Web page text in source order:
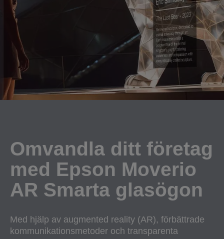
Omvandla ditt företag
med Epson Moverio
AR Smarta glasögon
Med hjälp av augmented reality (AR), förbättrade
kommunikationsmetoder och transparenta